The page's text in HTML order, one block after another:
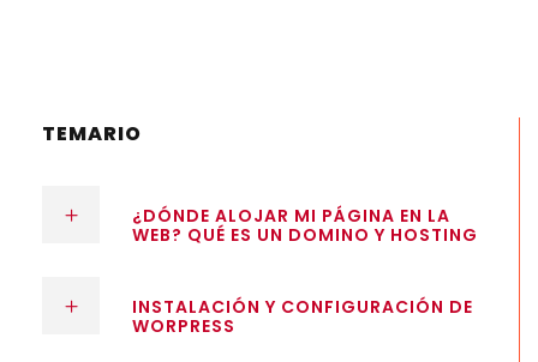
TEMARIO
¿DÓNDE ALOJAR MI PÁGINA EN LA
WEB? QUÉ ES UN DOMINO Y HOSTING
INSTALACIÓN Y CONFIGURACIÓN DE
WORPRESS